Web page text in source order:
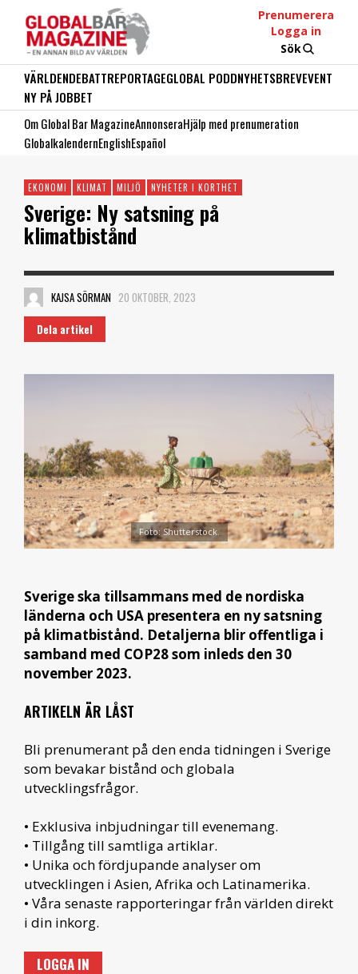
Prenumerera
Logga in
Sök
VÄRLDENDEBATTREPORTAGEGLOBAL PODDNYHETSBREVEVENT
NY PÅ JOBBET
Om Global Bar MagazineAnnonseraHjälp med prenumeration
GlobalkalendernEnglishEspañol
EKONOMI KLIMAT MILJÖ NYHETER I KORTHET
Sverige: Ny satsning på
klimatbistånd
KAJSA SÖRMAN 20 OKTOBER, 2023
Dela artikel
Foto: Shutterstock.
Sverige ska tillsammans med de nordiska
länderna och USA presentera en ny satsning
på klimatbistånd. Detaljerna blir offentliga i
samband med COP28 som inleds den 30
november 2023.
ARTIKELN ÄR LÅST
Bli prenumerant på den enda tidningen i Sverige
som bevakar bistånd och globala
utvecklingsfrågor.
• Exklusiva inbjudningar till evenemang.
• Tillgång till samtliga artiklar.
• Unika och fördjupande analyser om
utvecklingen i Asien, Afrika och Latinamerika.
• Våra senaste rapporteringar från världen direkt
i din inkorg.
LOGGA IN